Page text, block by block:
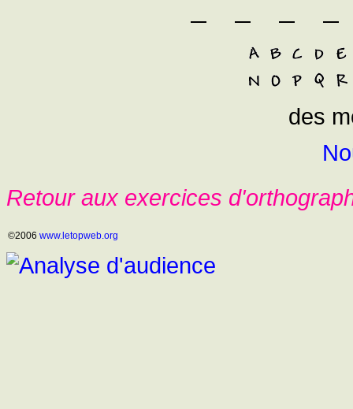
des
Retour aux exercices
©2006 www.letopweb.org